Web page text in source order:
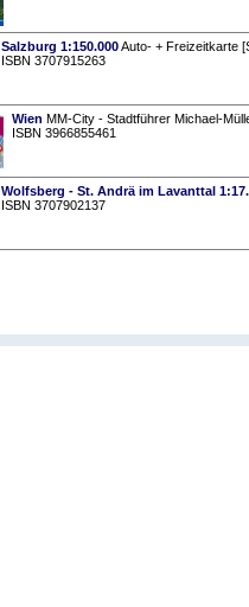
Salzburg 1:150.000Auto- + Freizeitkarte
ISBN 3707915263
Wien MM-City - Stadtführer Michael-
ISBN 3966855461
Wolfsberg - St. Andrä im Lavanttal
ISBN 3707902137